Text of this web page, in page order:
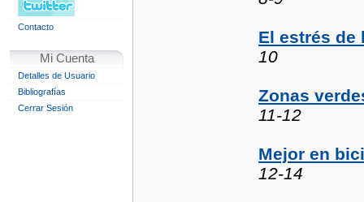
Contacto
Mi Cuenta
Detalles de Usuario
Bibliografías
Cerrar Sesión
El estrés de
10
Zonas
11-12
Mejor en
12-14